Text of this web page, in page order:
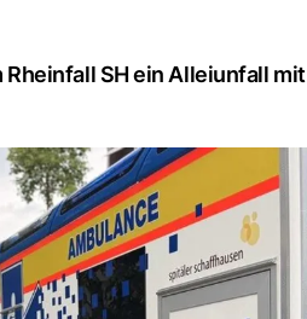
SH ein Alleiunfall